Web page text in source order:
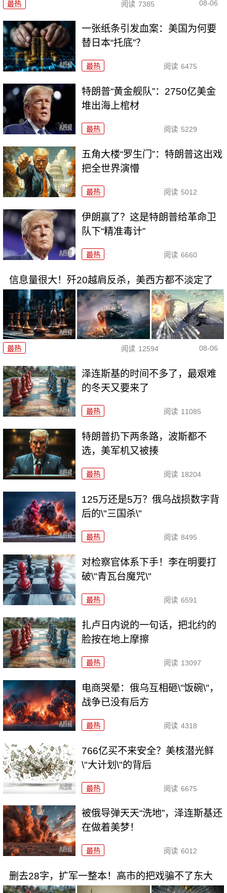
最热 阅读 7385 08-06
一张纸条引发血案：美国为何要
替日本“托底”？
最热 阅读 6475
特朗普“黄金舰队”：2750亿美金
堆出海上棺材
最热 阅读 5229
五角大楼“罗生门”：特朗普这出戏
把全世界演懵
最热 阅读 5012
伊朗赢了？这是特朗普给革命卫
队下“精准毒计”
最热 阅读 6660
信息量很大！歼20越肩反杀，美西方都不淡定了
最热 阅读 12594 08-06
泽连斯基的时间不多了，最艰难
的冬天又要来了
最热 阅读 11085
特朗普扔下两条路，波斯都不
选，美军机又被揍
最热 阅读 18204
125万还是5万？俄乌战损数字背
后的\"三国杀\"
最热 阅读 8495
对检察官体系下手！李在明要打
破\"青瓦台魔咒\"
最热 阅读 6591
扎卢日内说的一句话，把北约的
脸按在地上摩擦
最热 阅读 13097
电商哭晕：俄乌互相砸\"饭碗\"，
战争已没有后方
最热 阅读 4318
766亿买不来安全？美核潜光鲜
\"大计划\"的背后
最热 阅读 6675
被俄导弹天天“洗地”，泽连斯基还
在做着美梦！
最热 阅读 6012
删去28字，扩军一整本！高市的把戏骗不了东大